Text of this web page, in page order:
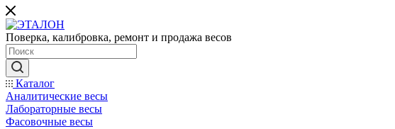
Поверка, калибровка, ремонт и продажа весов
Каталог
Аналитические весы
Лабораторные весы
Фасовочные весы